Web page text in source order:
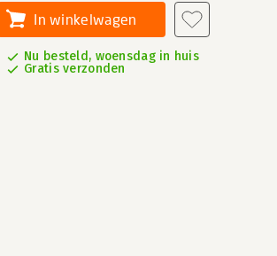
In winkelwagen
Nu besteld, woensdag in huis
Gratis verzonden